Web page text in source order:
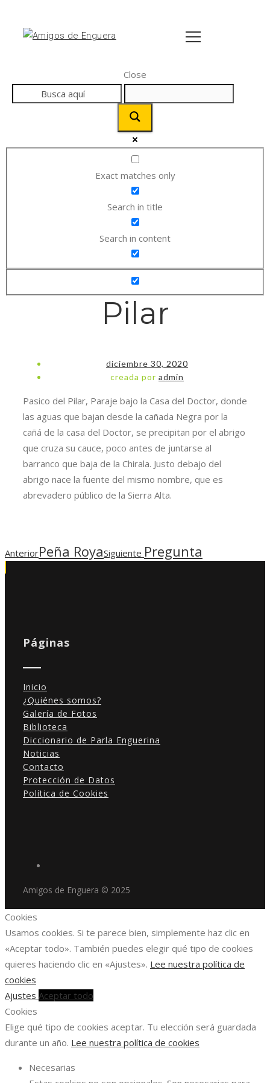
Close
Exact matches only
Search in title
Search in content
Pilar
diciembre 30, 2020
creada por admin
Pasico del Pilar, Paraje bajo la Casa del Doctor, donde
las aguas que bajan desde la cañada Negra por la
cañá de la casa del Doctor, se precipitan por el abrigo
que cruza su cauce, poco antes de juntarse al
barranco que baja de la Chirala. Justo debajo del
abrigo nace la fuente del mismo nombre, que es
abrevadero público de la Sierra Alta.
AnteriorPeña RoyaSiguiente Pregunta
Páginas
Inicio
¿Quiénes somos?
Galería de Fotos
Biblioteca
Diccionario de Parla Enguerina
Noticias
Contacto
Protección de Datos
Política de Cookies
Amigos de Enguera © 2025
Cookies
Usamos cookies. Si te parece bien, simplemente haz clic en
«Aceptar todo». También puedes elegir qué tipo de cookies
quieres haciendo clic en «Ajustes». Lee nuestra política de
cookies
Ajustes Aceptar todo
Cookies
Elige qué tipo de cookies aceptar. Tu elección será guardada
durante un año. Lee nuestra política de cookies
Necesarias